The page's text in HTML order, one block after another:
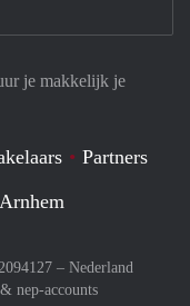
je makkelijk je
Partners
– Nederland
nep-accounts